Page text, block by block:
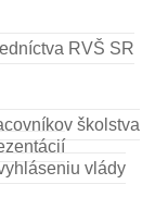
RVŠ SR
školstva
vlády